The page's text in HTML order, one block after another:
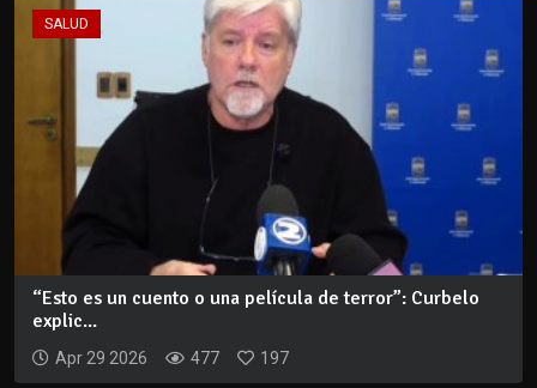
SALUD
“Esto es un cuento o una película de terror”: Curbelo
explic...
Apr 29 2026 477 197